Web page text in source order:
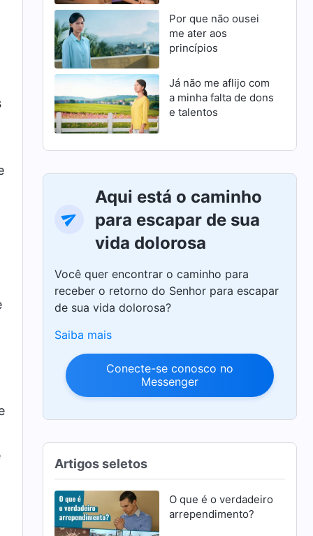
Por que não ousei
me ater aos
princípios
Já não me aflijo com
a minha falta de dons
e talentos
Aqui está o caminho
para escapar de sua
vida dolorosa
Você quer encontrar o caminho para
receber o retorno do Senhor para escapar
de sua vida dolorosa?
Saiba mais
Conecte-se conosco no
Messenger
Artigos seletos
O que é o verdadeiro
arrependimento?